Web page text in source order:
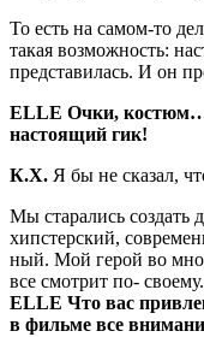
То есть на самом-то
такая возмож­ность:
представилась. И он
ELLE Очки,
настоя­щий гик!
К.Х. Я бы не сказал,
Мы старались создать
хипстерский,
ный. Мой герой во
все смотрит по-
ELLE Что вас
в филь­ме все